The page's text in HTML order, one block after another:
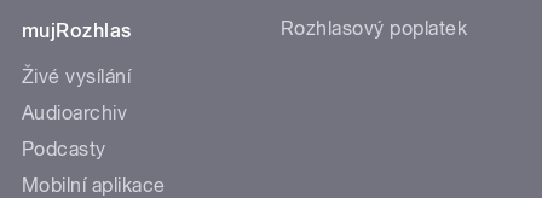
mujRozhlas
Živé vysílání
Audioarchiv
Podcasty
Mobilní aplikace
Rozhlasový poplatek